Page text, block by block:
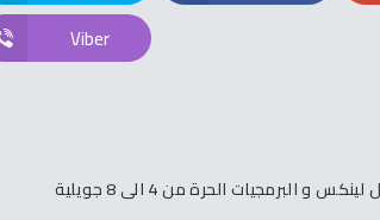
Viber
البرمجيات الحرة من 4 الى 8 جويلية